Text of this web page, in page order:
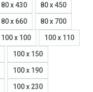
80 x 430 80 x 450
80 x 660 80 x 700
100 x 100 100 x 110
100 x 150
100 x 190
100 x 230